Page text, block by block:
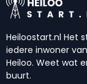
Heiloostart.nl Het
iedere inwoner
Heiloo. Weet wat
buurt.